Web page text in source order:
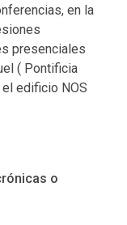
en la
presenciales
( Pontificia
edificio NOS
o